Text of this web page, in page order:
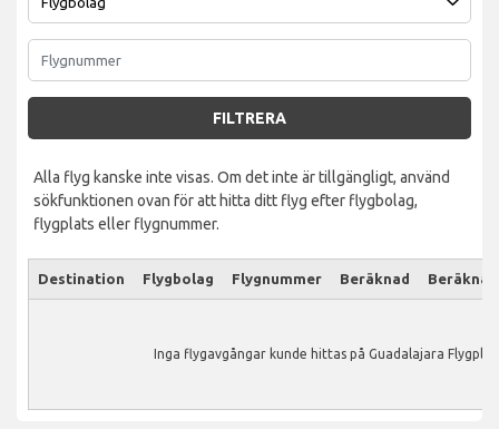
FILTRERA
Alla flyg kanske inte visas. Om det inte är tillgängligt, använd
sökfunktionen ovan för att hitta ditt flyg efter flygbolag,
flygplats eller flygnummer.
Destination Flygbolag Flygnummer Beräknad
Inga flygavgångar kunde hittas på Guadalajara